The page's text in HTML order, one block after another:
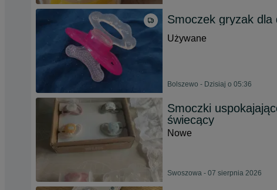
Smoczek gryzak dla
Używane
Bolszewo - Dzisiaj o 05:36
Smoczki
świecący
Nowe
Swoszowa - 07 sierpnia 2026